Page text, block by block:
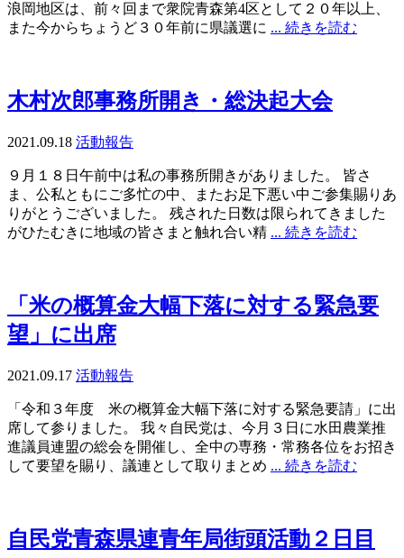
浪岡地区は、前々回まで衆院青森第4区として２０年以上、
また今からちょうど３０年前に県議選に ... 続きを読む
木村次郎事務所開き・総決起大会
2021.09.18 活動報告
９月１８日午前中は私の事務所開きがありました。 皆さ
ま、公私ともにご多忙の中、またお足下悪い中ご参集賜りあ
りがとうございました。 残された日数は限られてきました
がひたむきに地域の皆さまと触れ合い精 ... 続きを読む
「米の概算金大幅下落に対する緊急要
望」に出席
2021.09.17 活動報告
「令和３年度 米の概算金大幅下落に対する緊急要請」に出
席して参りました。 我々自民党は、今月３日に水田農業推
進議員連盟の総会を開催し、全中の専務・常務各位をお招き
して要望を賜り、議連として取りまとめ ... 続きを読む
自民党青森県連青年局街頭活動２日目